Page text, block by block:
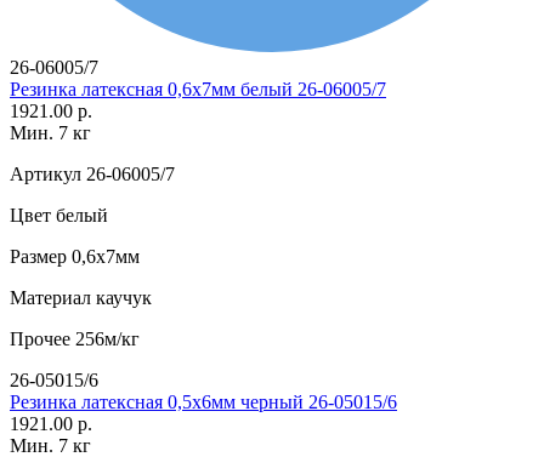
26-06005/7
Резинка латексная 0,6х7мм белый 26-06005/7
1921.00 р.
Мин. 7 кг
Артикул 26-06005/7
Цвет белый
Размер 0,6х7мм
Материал каучук
Прочее 256м/кг
26-05015/6
Резинка латексная 0,5х6мм черный 26-05015/6
1921.00 р.
Мин. 7 кг